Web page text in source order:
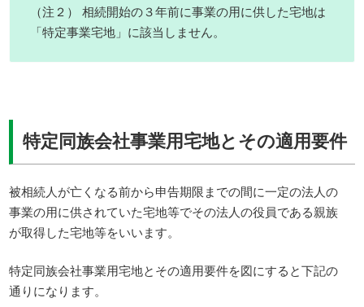
（注２） 相続開始の３年前に事業の用に供した宅地は
「特定事業宅地」に該当しません。
特定同族会社事業用宅地とその適用要件
被相続人が亡くなる前から申告期限までの間に一定の法人の
事業の用に供されていた宅地等でその法人の役員である親族
が取得した宅地等をいいます。
特定同族会社事業用宅地とその適用要件を図にすると下記の
通りになります。